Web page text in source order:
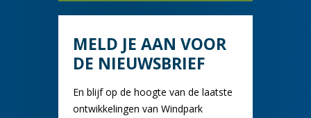
MELD JE AAN VOOR
DE NIEUWSBRIEF
En blijf op de hoogte van de laatste
ontwikkelingen van Windpark